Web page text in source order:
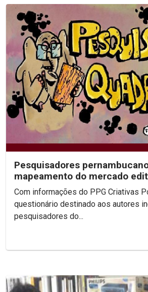
Pesquisadores
mapeamento do mercado
quadrinhos independentes
Com informações do PPG Criativas Por meio de um
questionário destinado aos autores
pesquisadores do...